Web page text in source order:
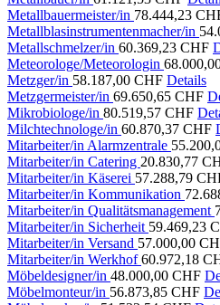
Metallbauermeister/in 78.444,23
Metallblasinstrumentenmacher/in
Metallschmelzer/in 60.369,23 CHF
Meteorologe/Meteorologin
Metzger/in 58.187,00 CHF Details
Metzgermeister/in 69.650,65 CHF
Mikrobiologe/in 80.519,57 CHF
Milchtechnologe/in 60.870,37 CHF
Mitarbeiter/in Alarmzentrale
Mitarbeiter/in Catering 20.830,77
Mitarbeiter/in Käserei 57.288,79
Mitarbeiter/in Kommunikation
Mitarbeiter/in Qualitätsmanagement
Mitarbeiter/in Sicherheit 59.469,23
Mitarbeiter/in Versand 57.000,00
Mitarbeiter/in Werkhof60.972,18
Möbeldesigner/in 48.000,00 CHF
Möbelmonteur/in 56.873,85 CHF